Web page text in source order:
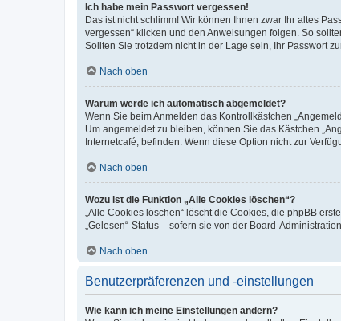
Ich habe mein Passwort vergessen!
Das ist nicht schlimm! Wir können Ihnen zwar Ihr altes
vergessen“ klicken und den Anweisungen folgen. So
Sollten Sie trotzdem nicht in der Lage sein, Ihr Passwort
Nach oben
Warum werde ich automatisch abgemeldet?
Wenn Sie beim Anmelden das Kontrollkästchen
Um angemeldet zu bleiben, können Sie das Kästchen
Internetcafé, befinden. Wenn diese Option nicht zur
Nach oben
Wozu ist die Funktion „Alle Cookies löschen“?
„Alle Cookies löschen“ löscht die Cookies, die phpBB
„Gelesen“-Status – sofern sie von der Board-
Nach oben
Benutzerpräferenzen und -einstellungen
Wie kann ich meine Einstellungen ändern?